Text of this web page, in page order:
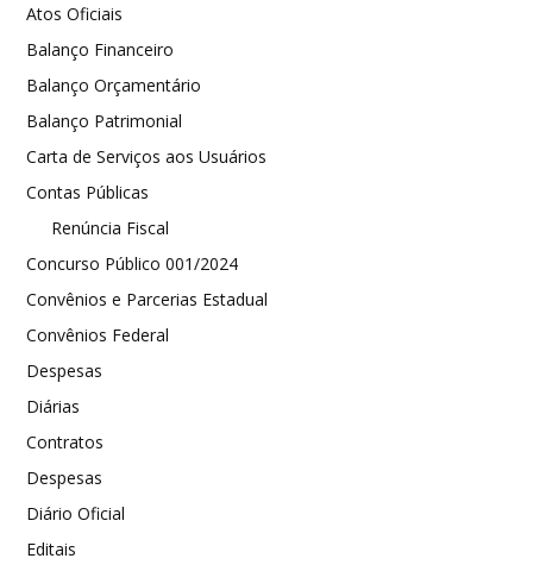
Atos Oficiais
Balanço Financeiro
Balanço Orçamentário
Balanço Patrimonial
Carta de Serviços aos Usuários
Contas Públicas
Renúncia Fiscal
Concurso Público 001/2024
Convênios e Parcerias Estadual
Convênios Federal
Despesas
Diárias
Contratos
Despesas
Diário Oficial
Editais